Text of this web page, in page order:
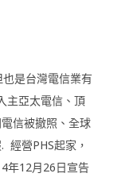
是台灣電信業有
主亞太電信、頂
信被撤照、全球
經營PHS起家，
年12月26日宣告